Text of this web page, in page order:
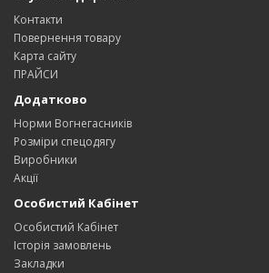
Контакти
Повернення товару
Карта сайту
ПРАЙСИ
Додатково
Норми Вогнегасників
Розміри спецодягу
Виробники
Акції
Особистий Кабінет
Особистий Кабінет
Історія замовлень
Закладки